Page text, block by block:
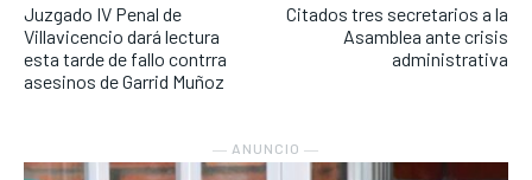
Juzgado IV Penal de
Villavicencio dará lectura
esta tarde de fallo contrra
asesinos de Garrid Muñoz
Citados tres secretarios a la
Asamblea ante crisis
administrativa
― ANUNCIO ―